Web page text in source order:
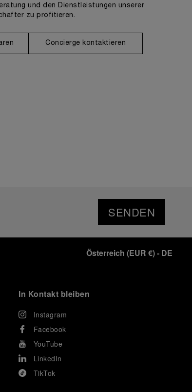
und den Dienstleistungen unserer
zu profitieren.
Concierge kontaktieren
SENDEN
Österreich (EUR €)- DE
In Kontakt bleiben
Instagram
Facebook
YouTube
LinkedIn
TikTok